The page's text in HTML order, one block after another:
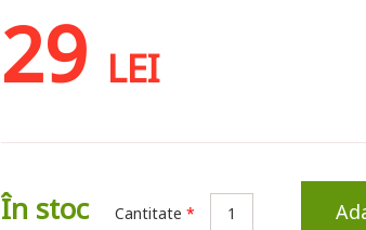
29 LEI
În stoc Cantitate *